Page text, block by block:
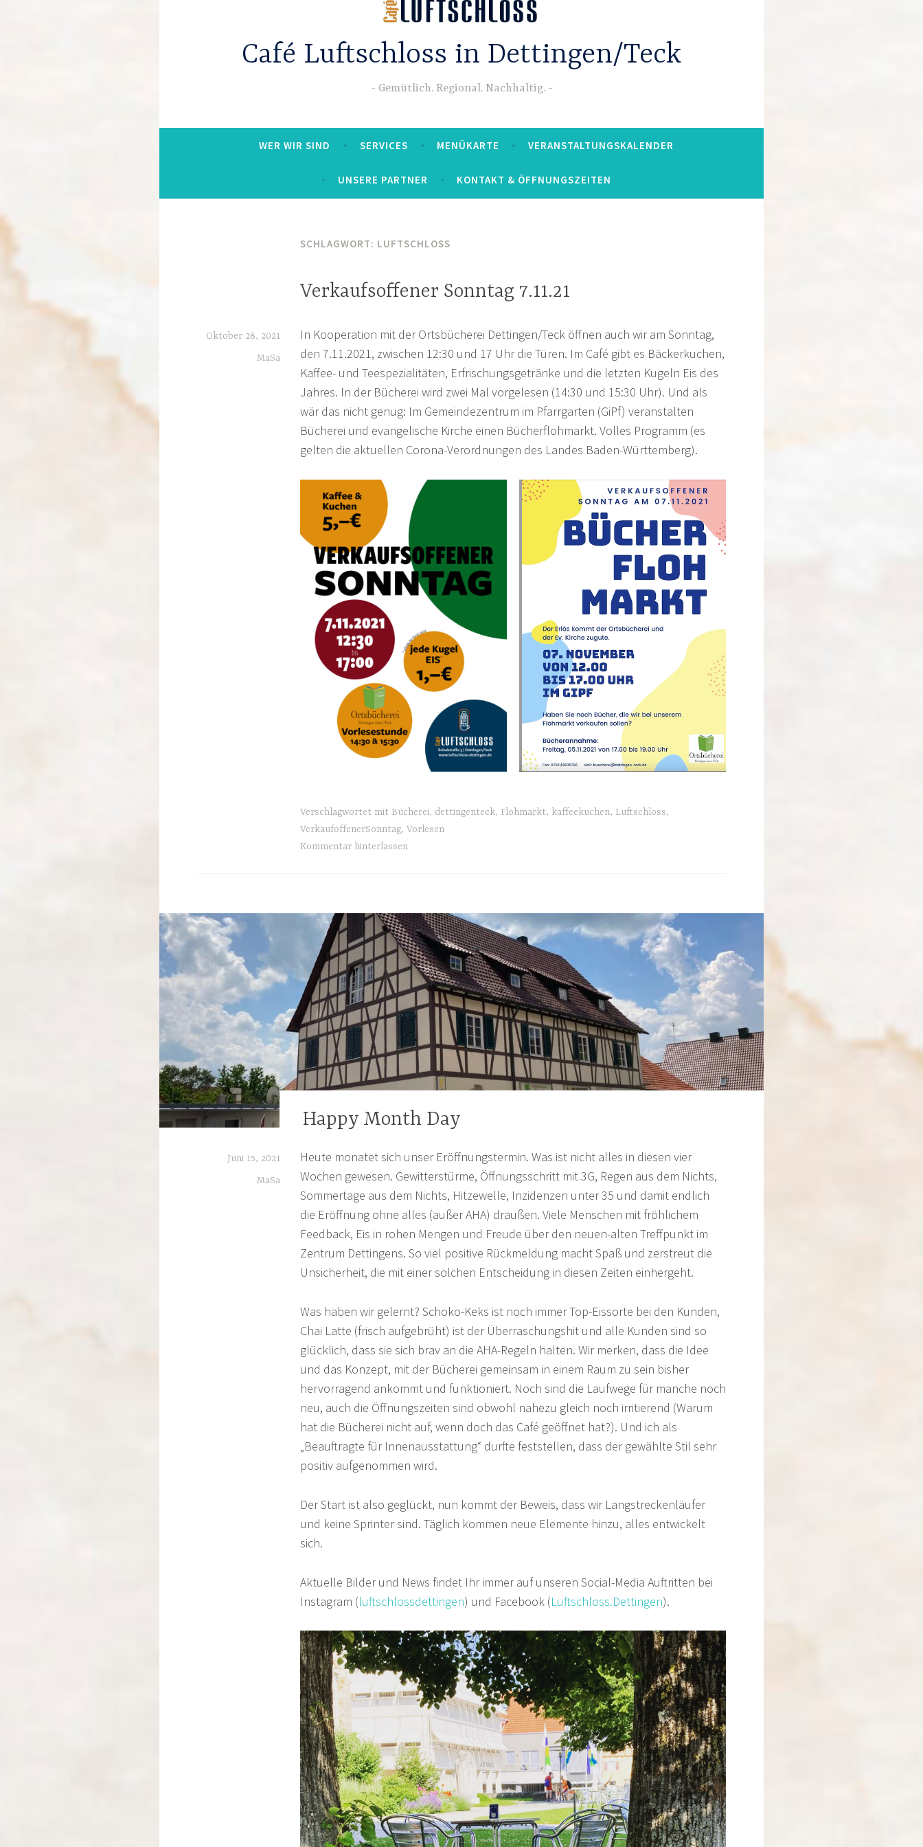
Café Luftschloss in Dettingen/Teck
Gemütlich. Regional. Nachhaltig.
WER WIR SIND SERVICES MENÜKARTE VERANSTALTUNGSKALENDER
UNSERE PARTNER KONTAKT & ÖFFNUNGSZEITEN
SCHLAGWORT: LUFTSCHLOSS
Verkaufsoffener Sonntag 7.11.21
Oktober 28, 2021
MaSa
In Kooperation mit der Ortsbücherei Dettingen/Teck öffnen auch wir am Sonntag,
den 7.11.2021, zwischen 12:30 und 17 Uhr die Türen. Im Café gibt es Bäckerkuchen,
Kaffee- und Teespezialitäten, Erfrischungsgetränke und die letzten Kugeln Eis des
Jahres. In der Bücherei wird zwei Mal vorgelesen (14:30 und 15:30 Uhr). Und als
wär das nicht genug: Im Gemeindezentrum im Pfarrgarten (GiPf) veranstalten
Bücherei und evangelische Kirche einen Bücherflohmarkt. Volles Programm (es
gelten die aktuellen Corona-Verordnungen des Landes Baden-Württemberg).
Verschlagwortet mit Bücherei, dettingenteck, Flohmarkt, kaffeekuchen, Luftschloss,
VerkaufoffenerSonntag, Vorlesen
Kommentar hinterlassen
Happy Month Day
Juni 15, 2021
MaSa
Heute monatet sich unser Eröffnungstermin. Was ist nicht alles in diesen vier
Wochen gewesen. Gewitterstürme, Öffnungsschritt mit 3G, Regen aus dem Nichts,
Sommertage aus dem Nichts, Hitzewelle, Inzidenzen unter 35 und damit endlich
die Eröffnung ohne alles (außer AHA) draußen. Viele Menschen mit fröhlichem
Feedback, Eis in rohen Mengen und Freude über den neuen-alten Treffpunkt im
Zentrum Dettingens. So viel positive Rückmeldung macht Spaß und zerstreut die
Unsicherheit, die mit einer solchen Entscheidung in diesen Zeiten einhergeht.
Was haben wir gelernt? Schoko-Keks ist noch immer Top-Eissorte bei den Kunden,
Chai Latte (frisch aufgebrüht) ist der Überraschungshit und alle Kunden sind so
glücklich, dass sie sich brav an die AHA-Regeln halten. Wir merken, dass die Idee
und das Konzept, mit der Bücherei gemeinsam in einem Raum zu sein bisher
hervorragend ankommt und funktioniert. Noch sind die Laufwege für manche noch
neu, auch die Öffnungszeiten sind obwohl nahezu gleich noch irritierend (Warum
hat die Bücherei nicht auf, wenn doch das Café geöffnet hat?). Und ich als
„Beauftragte für Innenausstattung“ durfte feststellen, dass der gewählte Stil sehr
positiv aufgenommen wird.
Der Start ist also geglückt, nun kommt der Beweis, dass wir Langstreckenläufer
und keine Sprinter sind. Täglich kommen neue Elemente hinzu, alles entwickelt
sich.
Aktuelle Bilder und News findet Ihr immer auf unseren Social-Media Auftritten bei
Instagram (luftschlossdettingen) und Facebook (Luftschloss.Dettingen).